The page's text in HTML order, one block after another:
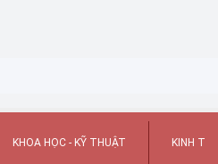
KHOA HỌC - KỸ THUẬT KINH TẾ